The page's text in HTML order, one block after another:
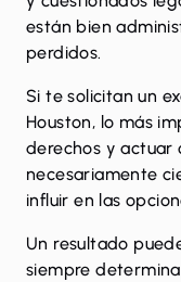
están bien
perdidos.
Si te solicitan un
Houston, lo más
derechos y actuar
necesariamente
influir en las
Un resultado
siempre